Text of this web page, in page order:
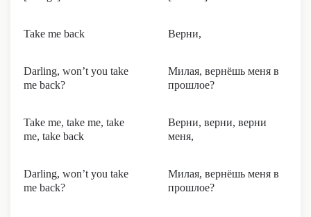
Take me back Верни,
Darling, won’t you take
me back?
Милая, вернёшь меня в
прошлое?
Take me, take me, take
me, take back
Верни, верни, верни
меня,
Darling, won’t you take
me back?
Милая, вернёшь меня в
прошлое?